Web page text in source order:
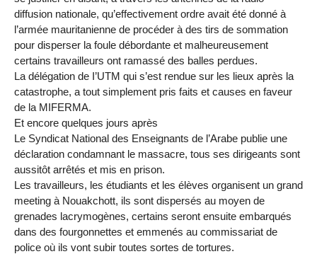
diffusion nationale, qu’effectivement ordre avait été donné à
l’armée mauritanienne de procéder à des tirs de sommation
pour disperser la foule débordante et malheureusement
certains travailleurs ont ramassé des balles perdues.
La délégation de I’UTM qui s’est rendue sur les lieux après la
catastrophe, a tout simplement pris faits et causes en faveur
de la MIFERMA.
Et encore quelques jours après
Le Syndicat National des Enseignants de l’Arabe publie une
déclaration condamnant le massacre, tous ses dirigeants sont
aussitôt arrêtés et mis en prison.
Les travailleurs, les étudiants et les élèves organisent un grand
meeting à Nouakchott, ils sont dispersés au moyen de
grenades lacrymogènes, certains seront ensuite embarqués
dans des fourgonnettes et emmenés au commissariat de
police où ils vont subir toutes sortes de tortures.